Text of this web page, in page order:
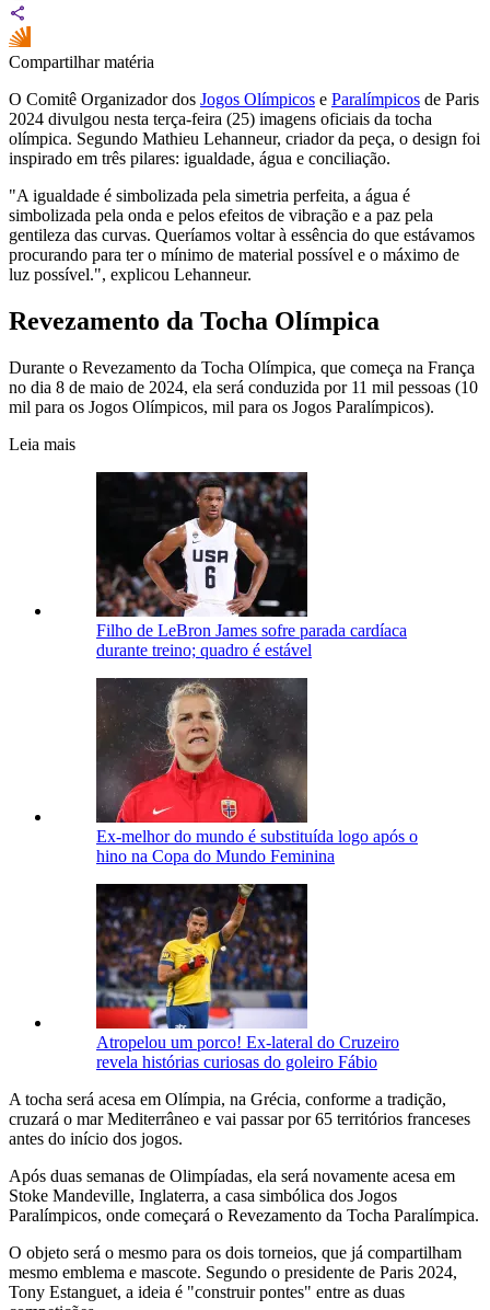
Compartilhar matéria
O Comitê Organizador dos Jogos Olímpicos e Paralímpicos de Paris
2024 divulgou nesta terça-feira (25) imagens oficiais da tocha
olímpica. Segundo Mathieu Lehanneur, criador da peça, o design foi
inspirado em três pilares: igualdade, água e conciliação.
"A igualdade é simbolizada pela simetria perfeita, a água é
simbolizada pela onda e pelos efeitos de vibração e a paz pela
gentileza das curvas. Queríamos voltar à essência do que estávamos
procurando para ter o mínimo de material possível e o máximo de
luz possível.", explicou Lehanneur.
Revezamento da Tocha Olímpica
Durante o Revezamento da Tocha Olímpica, que começa na França
no dia 8 de maio de 2024, ela será conduzida por 11 mil pessoas (10
mil para os Jogos Olímpicos, mil para os Jogos Paralímpicos).
Leia mais
Filho de LeBron James sofre parada cardíaca
durante treino; quadro é estável
Ex-melhor do mundo é substituída logo após o
hino na Copa do Mundo Feminina
Atropelou um porco! Ex-lateral do Cruzeiro
revela histórias curiosas do goleiro Fábio
A tocha será acesa em Olímpia, na Grécia, conforme a tradição,
cruzará o mar Mediterrâneo e vai passar por 65 territórios franceses
antes do início dos jogos.
Após duas semanas de Olimpíadas, ela será novamente acesa em
Stoke Mandeville, Inglaterra, a casa simbólica dos Jogos
Paralímpicos, onde começará o Revezamento da Tocha Paralímpica.
O objeto será o mesmo para os dois torneios, que já compartilham
mesmo emblema e mascote. Segundo o presidente de Paris 2024,
Tony Estanguet, a ideia é "construir pontes" entre as duas